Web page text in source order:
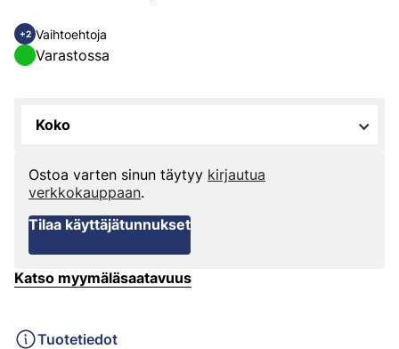
+2 Vaihtoehtoja
Varastossa
Koko
Ostoa varten sinun täytyy kirjautua
verkkokauppaan.
Tilaa käyttäjätunnukset
Katso myymäläsaatavuus
Tuotetiedot